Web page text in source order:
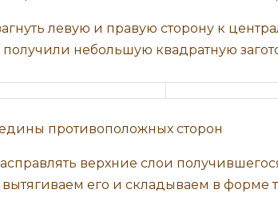
левую и правую сторону к
небольшую квадратную
верхние слои
вытягиваем его и складываем в форме